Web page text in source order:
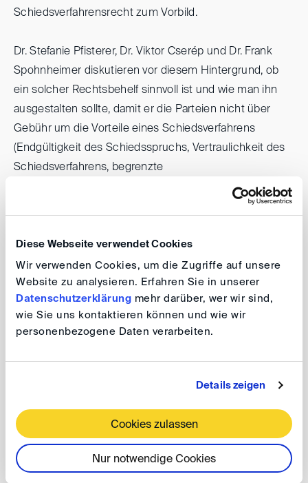
Diese Webseite verwendet Cookies
Wir verwenden Cookies, um die Zugriffe auf unsere
Website zu analysieren. Erfahren Sie in unserer
Datenschutzerklärung mehr darüber, wer wir sind,
wie Sie uns kontaktieren können und wie wir
personenbezogene Daten verarbeiten.
Details zeigen
Cookies zulassen
Nur notwendige Cookies
Schiedsverfahrensrecht zum Vorbild.
Dr. Stefanie Pfisterer, Dr. Viktor Cserép und Dr. Frank
Spohnheimer diskutieren vor diesem Hintergrund, ob
ein solcher Rechtsbehelf sinnvoll ist und wie man ihn
ausgestalten sollte, damit er die Parteien nicht über
Gebühr um die Vorteile eines Schiedsverfahrens
(Endgültigkeit des Schiedsspruchs, Vertraulichkeit des
Schiedsverfahrens, begrenzte
Interventionsmöglichkeiten staatlicher Gerichte) bringt
und dabei im Einklang mit den tragenden Grundsätzen
DIS Event Serie 2026 - online
Lunch DIScussions: Rechtskraft unter
Druck? Der Restitutionsantrag im
Entwurf eines neuen deutschen
Datum: 9. April 2026, 13:00 - 14:00 Uhr
Die Lunch DIScussions findet als Videokonferenz
statt.